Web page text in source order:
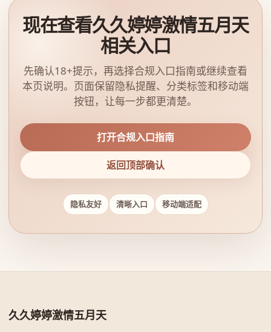
现在查看久久婷婷激情五月天
相关入口
先确认18+提示，再选择合规入口指南或继续查看
本页说明。页面保留隐私提醒、分类标签和移动端
按钮，让每一步都更清楚。
打开合规入口指南
返回顶部确认
隐私友好 清晰入口 移动端适配
久久婷婷激情五月天